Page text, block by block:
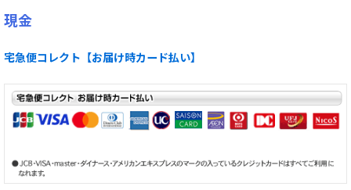
現金
宅急便コレクト【お届け時カード払い】